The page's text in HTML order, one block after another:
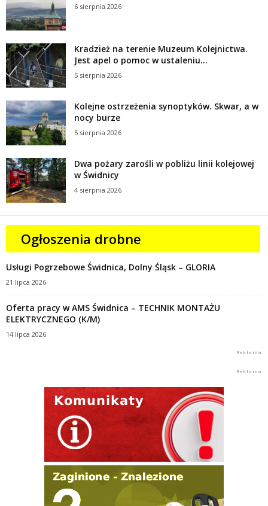
6 sierpnia 2026
Kradzież na terenie Muzeum Kolejnictwa.
Jest apel o pomoc w ustaleniu...
5 sierpnia 2026
Kolejne ostrzeżenia synoptyków. Skwar, a w
nocy burze
5 sierpnia 2026
Dwa pożary zarośli w pobliżu linii kolejowej
w Świdnicy
4 sierpnia 2026
Ogłoszenia drobne
Usługi Pogrzebowe Świdnica, Dolny Śląsk – GLORIA
21 lipca 2026
Oferta pracy w AMS Świdnica – TECHNIK MONTAŻU
ELEKTRYCZNEGO (K/M)
14 lipca 2026